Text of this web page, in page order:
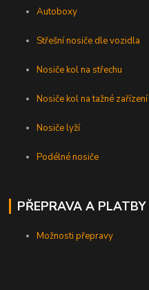
Autoboxy
Střešní nosiče dle vozidla
Nosiče kol na střechu
Nosiče kol na tažné zařízení
Nosiče lyží
Podélné nosiče
PŘEPRAVA A PLATBY
Možnosti přepravy